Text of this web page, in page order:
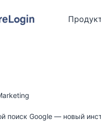
поиск Google — новый